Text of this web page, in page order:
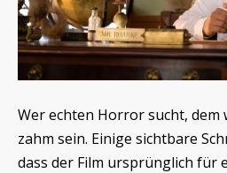
Wer echten Horror sucht, dem
zahm sein. Einige sichtbare
dass der Film ursprünglich für